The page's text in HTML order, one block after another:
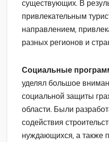
существующих. В
привлекательным
направлением,
разных регионов и
Социальные
уделял большое
социальной защиты
области. Были
содействия
нуждающихся, а также